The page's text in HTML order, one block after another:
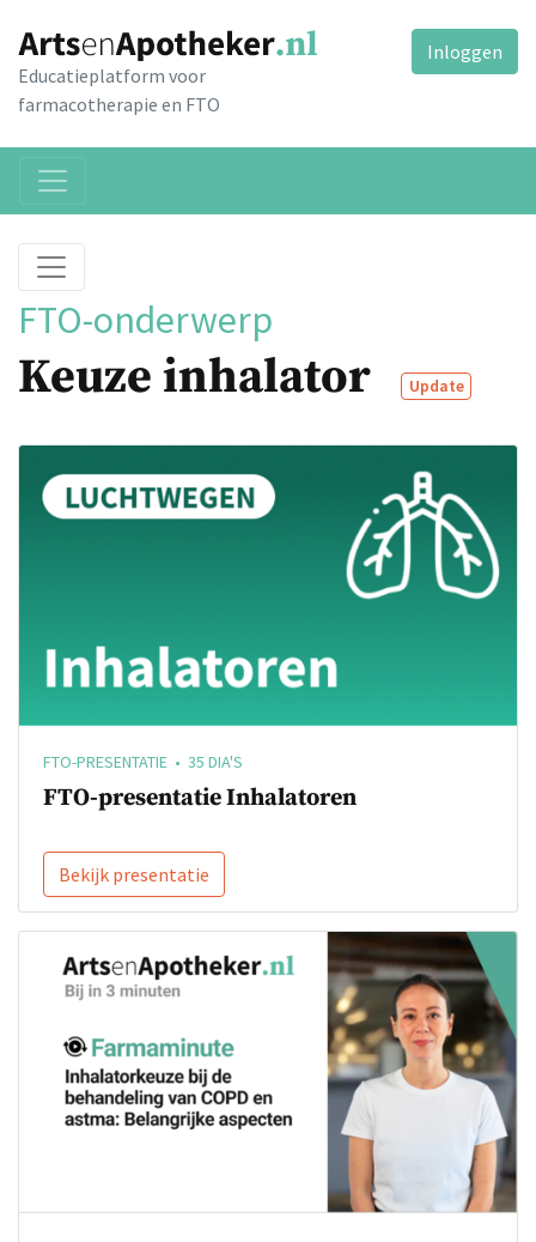
Educatieplatform voor
farmacotherapie en FTO
Inloggen
FTO-onderwerp
Keuze inhalator Update
FTO-PRESENTATIE • 35 DIA'S
FTO-presentatie Inhalatoren
Bekijk presentatie